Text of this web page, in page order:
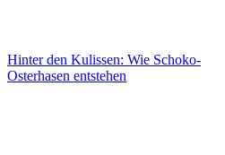
Hinter den Kulissen: Wie Schoko-
Osterhasen entstehen